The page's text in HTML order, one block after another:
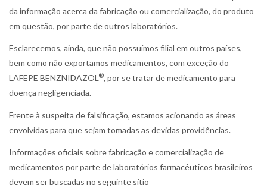
da informação acerca da fabricação ou comercialização, do produto
em questão, por parte de outros laboratórios.
Esclarecemos, ainda, que não possuímos filial em outros países,
bem como não exportamos medicamentos, com exceção do
LAFEPE BENZNIDAZOL ®, por se tratar de medicamento para
doença negligenciada.
Frente à suspeita de falsificação, estamos acionando as áreas
envolvidas para que sejam tomadas as devidas providências.
Informações oficiais sobre fabricação e comercialização de
medicamentos por parte de laboratórios farmacêuticos brasileiros
devem ser buscadas no seguinte sítio